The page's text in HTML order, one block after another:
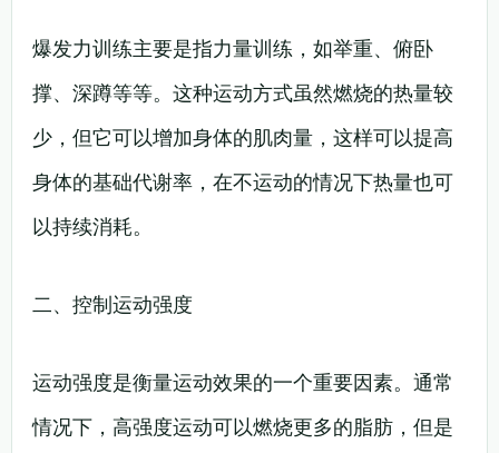
爆发力训练主要是指力量训练，如举重、俯卧
撑、深蹲等等。这种运动方式虽然燃烧的热量较
少，但它可以增加身体的肌肉量，这样可以提高
身体的基础代谢率，在不运动的情况下热量也可
以持续消耗。
二、控制运动强度
运动强度是衡量运动效果的一个重要因素。通常
情况下，高强度运动可以燃烧更多的脂肪，但是